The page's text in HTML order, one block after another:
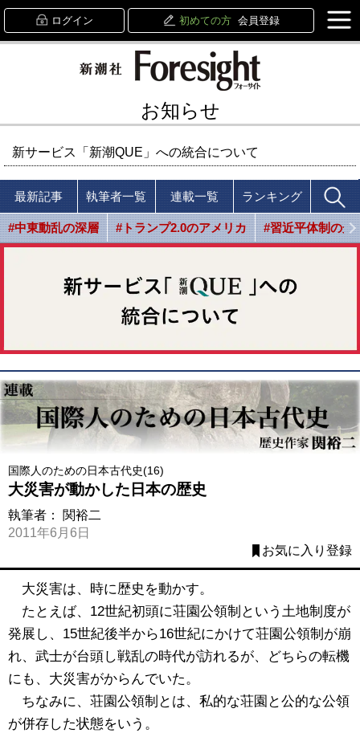
ログイン 初めての方 会員登録
お知らせ
新サービス「新潮QUE」への統合について
最新記事 執筆者一覧 連載一覧 ランキング
#中東動乱の深層 #トランプ2.0のアメリカ #習近平体制の光
国際人のための日本古代史(16)
大災害が動かした日本の歴史
執筆者： 関裕二
2011年6月6日
お気に入り登録
大災害は、時に歴史を動かす。
たとえば、12世紀初頭に荘園公領制という土地制度が
発展し、15世紀後半から16世紀にかけて荘園公領制が崩
れ、武士が台頭し戦乱の時代が訪れるが、どちらの転機
にも、大災害がからんでいた。
ちなみに、荘園公領制とは、私的な荘園と公的な公領
が併存した状態をいう。